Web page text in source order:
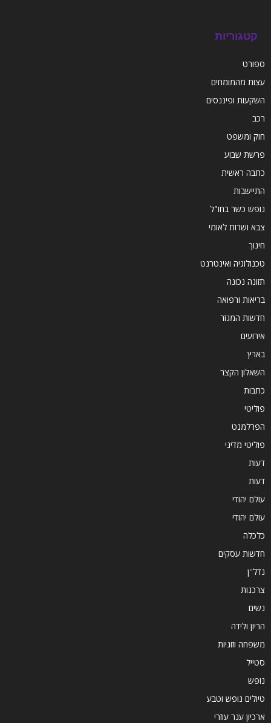
קטגוריות
ספורט
עצות מהמומחים
השקעות ופיננסים
רכב
חוק ומשפט
פרשת שבוע
כתבה ראשית
התיישבות
נופש כשר בחו"ל
צבא ושרות לאומי
חינוך
טכנולוגיה ואינטרנט
תזונה נכונה
בריאות ורפואה
חדשות המגזר
אירועים
בארץ
השאלון הקצר
כתבות
פוליטי
הפרלמנט
פוליטי מדיני
דעות
דעות
עולם יהודי
עולם יהודי
כלכלה
חדשות עסקים
נדל''ן
צרכנות
נשים
הריון ולידה
משפחה וזוגיות
סטייל
נופש
טיולים נופש וטבע
ארכיון ענר עוזרי